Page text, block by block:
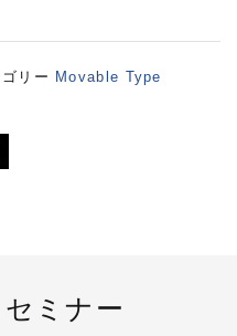
リー Movable Type
ミナー